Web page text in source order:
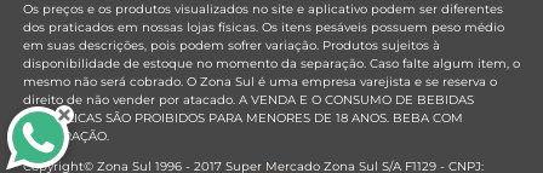
Os preços e os produtos visualizados no site e aplicativo podem ser diferentes
dos praticados em nossas lojas físicas. Os itens pesáveis possuem peso médio
em suas descrições, pois podem sofrer variação. Produtos sujeitos à
disponibilidade de estoque no momento da separação. Caso falte algum item, o
mesmo não será cobrado. O Zona Sul é uma empresa varejista e se reserva o
direito de não vender por atacado. A VENDA E O CONSUMO DE BEBIDAS
ALCOÓLICAS SÃO PROIBIDOS PARA MENORES DE 18 ANOS. BEBA COM
MODERAÇÃO.
Copyright© Zona Sul 1996 - 2017 Super Mercado Zona Sul S/A F1129 - CNPJ: